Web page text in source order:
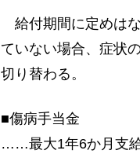
給付期間に定めは
ていない場合、症状
切り替わる。
■傷病手当金
……最大1年6か月支